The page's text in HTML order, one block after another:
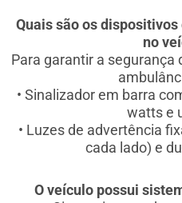
Quais são os
no
Para garantir a segurança
• Sinalizador em barra
watts e
• Luzes de advertência
cada lado) e
O veículo possui